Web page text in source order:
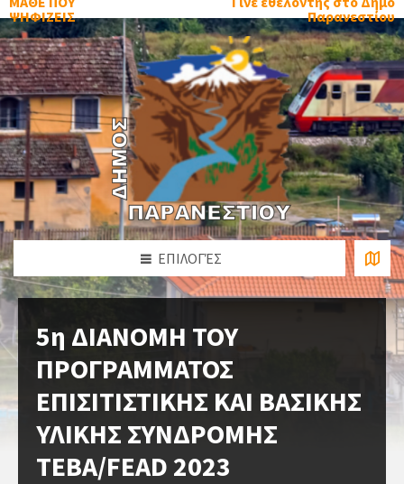
ΨΗΦΙΖΕΙΣ
Παρανεστίου
ΕΠΙΛΟΓΈΣ
5η ΔΙΑΝΟMΗ ΤΟΥ
ΠΡΟΓΡΑΜΜΑΤΟΣ
ΕΠΙΣΙΤΙΣΤΙΚΗΣ ΚΑΙ ΒΑΣΙΚΗΣ
ΥΛΙΚΗΣ ΣΥΝΔΡΟΜΗΣ
ΤΕΒΑ/FEAD 2023